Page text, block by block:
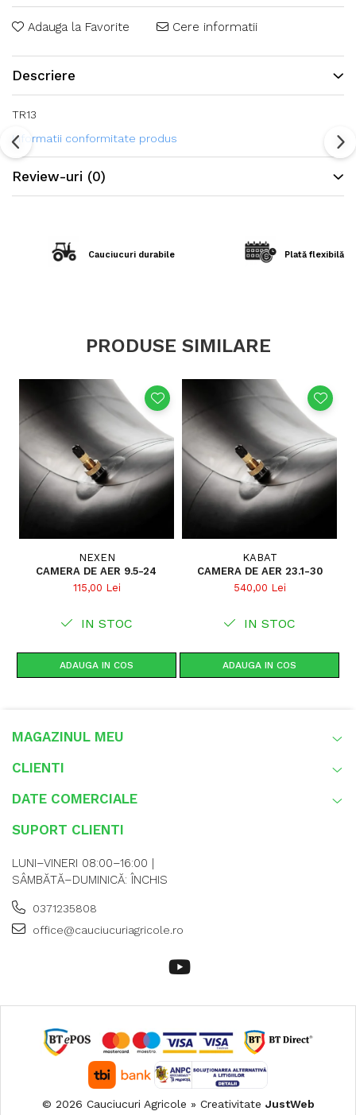
Adauga la Favorite Cere informatii
Descriere
TR13
Informatii conformitate produs
Review-uri (0)
Cauciucuri durabile Plată flexibilă
PRODUSE SIMILARE
NEXEN
CAMERA DE AER 9.5-24
115,00 Lei
IN STOC
ADAUGA IN COS
KABAT
CAMERA DE AER 23.1-30
540,00 Lei
IN STOC
ADAUGA IN COS
MAGAZINUL MEU
CLIENTI
DATE COMERCIALE
SUPORT CLIENTI
LUNI–VINERI 08:00–16:00 |
SÂMBĂTĂ–DUMINICĂ: ÎNCHIS
0371235808
office@cauciucuriagricole.ro
© 2026 Cauciucuri Agricole » Creativitate JustWeb